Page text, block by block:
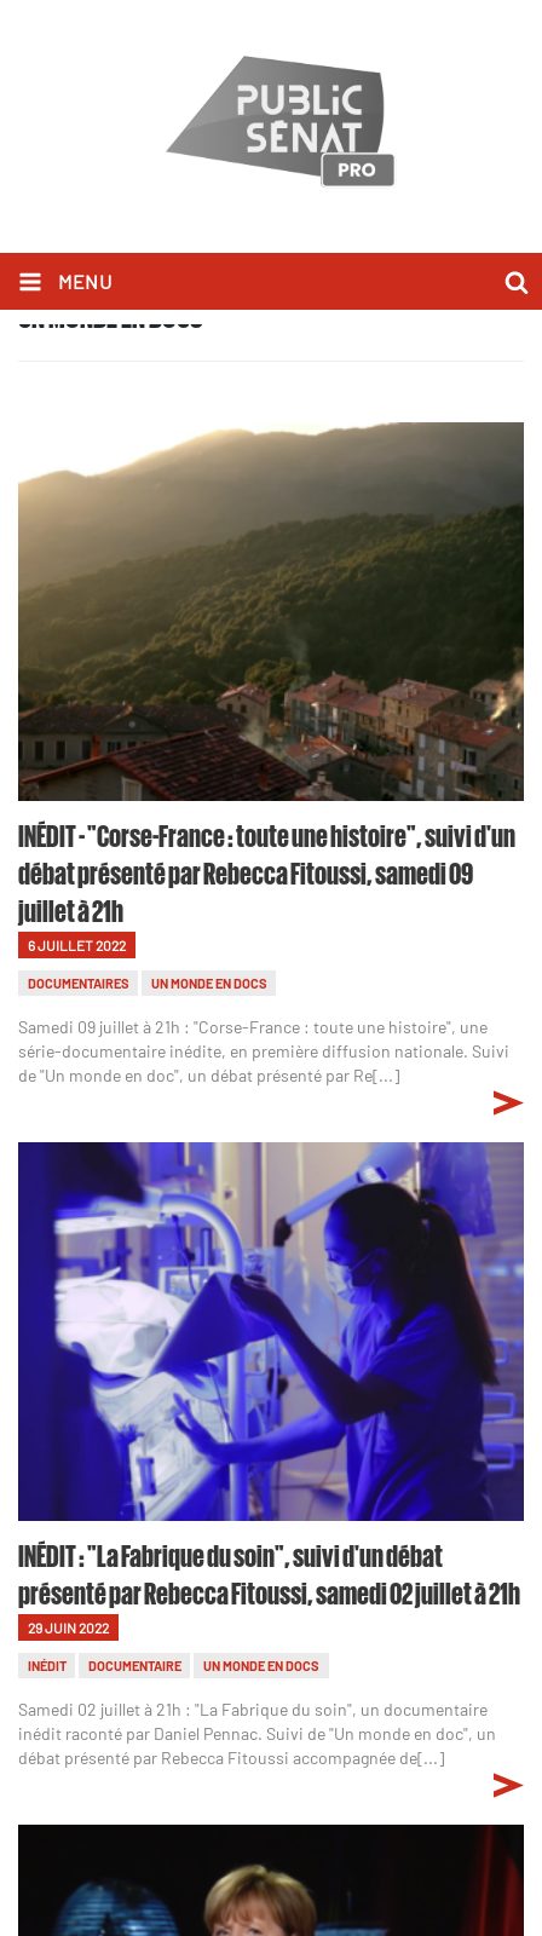
MENU
UN MONDE EN DOCS
INÉDIT - "Corse-France : toute une histoire", suivi d'un
débat présenté par Rebecca Fitoussi, samedi 09
juillet à 21h
6 JUILLET 2022
DOCUMENTAIRES UN MONDE EN DOCS
Samedi 09 juillet à 21h : "Corse-France : toute une histoire", une
série-documentaire inédite, en première diffusion nationale. Suivi
de "Un monde en doc", un débat présenté par Re[...]
INÉDIT : "La Fabrique du soin", suivi d'un débat
présenté par Rebecca Fitoussi, samedi 02 juillet à 21h
29 JUIN 2022
INÉDIT DOCUMENTAIRE UN MONDE EN DOCS
Samedi 02 juillet à 21h : "La Fabrique du soin", un documentaire
inédit raconté par Daniel Pennac. Suivi de "Un monde en doc", un
débat présenté par Rebecca Fitoussi accompagnée de[...]